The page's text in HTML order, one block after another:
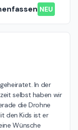
NEU
In der
selbst haben wir
die Drohne
den Kids ist er
Wünsche